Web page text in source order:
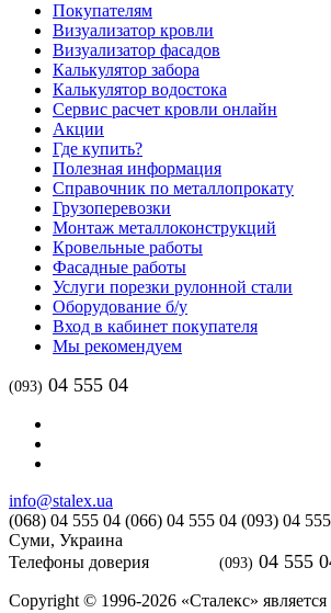
Покупателям
Визуализатор кровли
Визуализатор фасадов
Калькулятор забора
Калькулятор водостока
Сервис расчет кровли онлайн
Акции
Где купить?
Полезная информация
Справочник по металлопрокату
Грузоперевозки
Монтаж металлоконструкций
Кровельные работы
Фасадные работы
Услуги порезки рулонной стали
Оборудование б/у
Вход в кабинет покупателя
Мы рекомендуем
(093) 04 555 04
info@stalex.ua
(068) 04 555 04 (066) 04 555 04 (093) 04
Суми, Украина
Телефоны доверия
(093) 04 555
Copyright © 1996-2026 «Сталекс» является